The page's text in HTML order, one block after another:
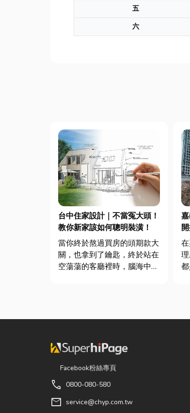
五
六
台中住家設計｜不當冤大頭！
教你新家該如何聰明裝潢！
當你終於熬過買房的頭期款大
關，也拿到了鑰匙，終於站在
空蕩蕩的客廳裡時，腦海中是
很多...
Facebook粉絲專頁
call 0800-080-580
mail service@chyp.com.tw